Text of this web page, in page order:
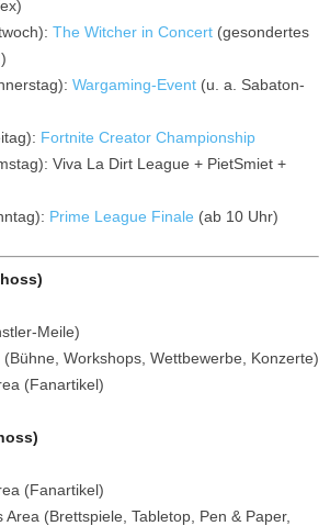
The Witcher in Concert (gesondertes
Wargaming-Event (u. a. Sabaton-
Fortnite Creator Championship
Viva La Dirt League + PietSmiet +
Prime League Finale (ab 10 Uhr)
Meile)
Workshops, Wettbewerbe, Konzerte)
(Fanartikel)
(Fanartikel)
Area (Brettspiele, Tabletop, Pen & Paper,